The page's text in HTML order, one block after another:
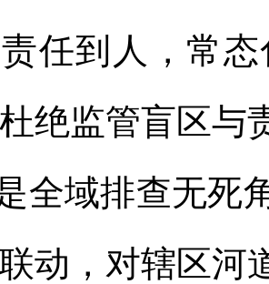
任到人，常
绝监管盲区与
全域排查无死
动，对辖区河